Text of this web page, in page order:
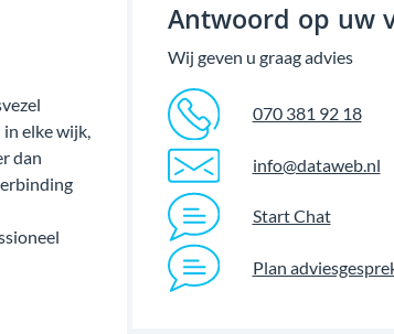
elke wijk,
dan
Antwoord op uw
Wij geven u graag advies
070 381 92 18
info@dataweb.nl
Start Chat
Plan